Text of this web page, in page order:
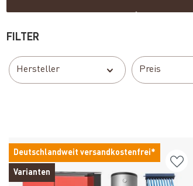
FILTER
Hersteller Preis
Deutschlandweit versandkostenfrei*
Varianten